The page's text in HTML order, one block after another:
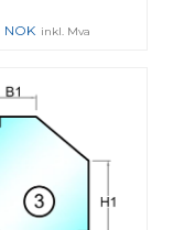
NOK inkl. Mva